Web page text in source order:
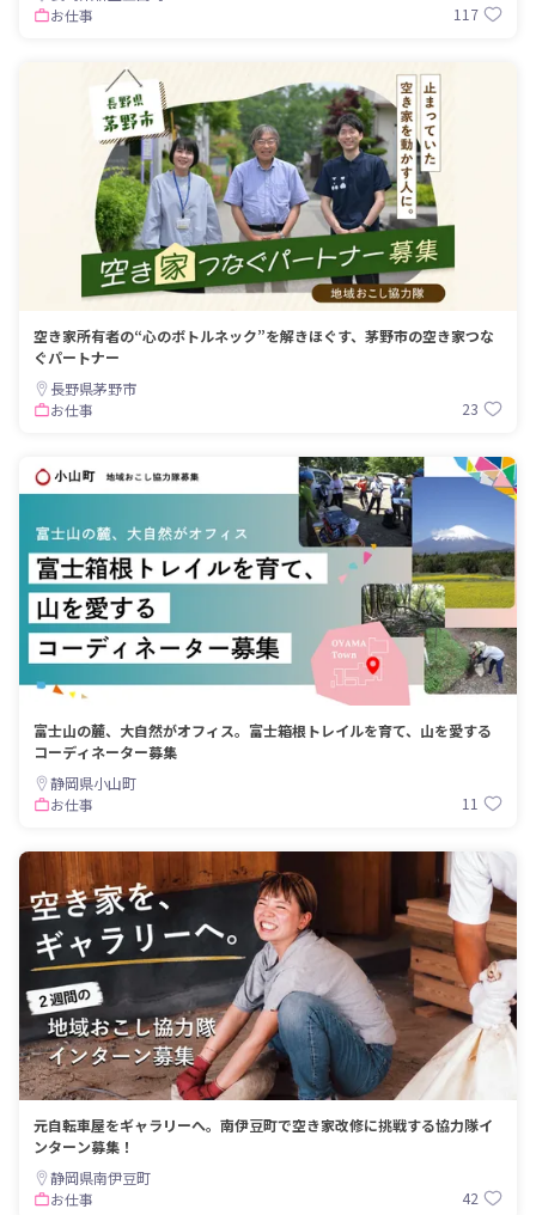
お仕事
117
空き家所有者の“心のボトルネック”を解きほぐす、茅野市の空き家つな
ぐパートナー
長野県茅野市
お仕事
23
富士山の麓、大自然がオフィス。富士箱根トレイルを育て、山を愛する
コーディネーター募集
静岡県小山町
お仕事
11
元自転車屋をギャラリーへ。南伊豆町で空き家改修に挑戦する協力隊イ
ンターン募集！
静岡県南伊豆町
お仕事
42